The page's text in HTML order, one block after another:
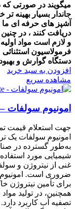
میگویند در صورتی
جاندار بسیار بهینه
آشپز های حرفه ای ما
دریافت کنند ، در
و لازم است مواد اولیه
فرمولاسیون
دستگاه گوارش و
افزودن به سبد خرید
مشاهده سریع
امونیوم سولفات – Ammonium Sulfate
جهت استعلام قیمت
به‌طور گسترده در
شیمیایی مورد
غنی از نیتروژن و
ضروری است. امونیوم
برای تأمین نیتروژن
همچنین، در تولید
تصفیه آب کاربرد